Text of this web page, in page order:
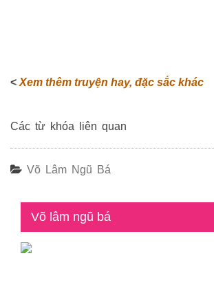
< Xem thêm truyện hay, đặc sắc khác
Các từ khóa liên quan
Võ Lâm Ngũ Bá
Võ lâm ngũ bá